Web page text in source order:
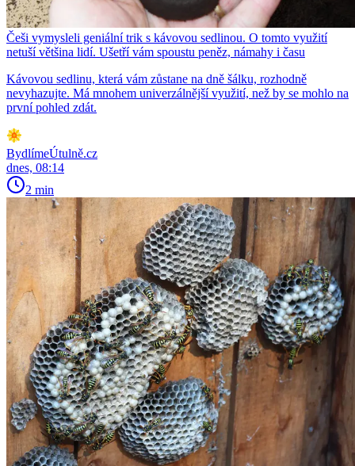
Češi vymysleli geniální trik s kávovou sedlinou. O tomto využití
netuší většina lidí. Ušetří vám spoustu peněz, námahy i času
Kávovou sedlinu, která vám zůstane na dně šálku, rozhodně
nevyhazujte. Má mnohem univerzálnější využití, než by se mohlo na
první pohled zdát.
BydlímeÚtulně.cz
dnes, 08:14
2 min